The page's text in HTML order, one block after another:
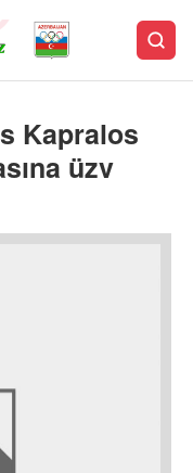
Kapralos
üzv